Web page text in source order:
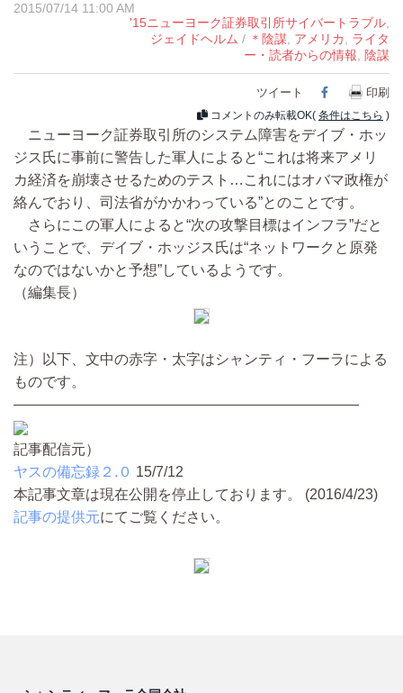
2015/07/14 11:00 AM
'15ニューヨーク証券取引所サイバートラブル,
ジェイドヘルム / ＊陰謀, アメリカ, ライタ
ー・読者からの情報, 陰謀
ツイート Facebook
印刷
コメントのみ転載OK( 条件はこちら )
ニューヨーク証券取引所のシステム障害をデイブ・ホッ
ジス氏に事前に警告した軍人によると“これは将来アメリ
カ経済を崩壊させるためのテスト…これにはオバマ政権が
絡んでおり、司法省がかかわっている”とのことです。
さらにこの軍人によると“次の攻撃目標はインフラ”だと
いうことで、デイブ・ホッジス氏は“ネットワークと原発
なのではないかと予想”しているようです。
（編集長）
注）以下、文中の赤字・太字はシャンティ・フーラによる
ものです。
————————————————————————
記事配信元）
ヤスの備忘録２.０ 15/7/12
本記事文章は現在公開を停止しております。 (2016/4/23)
記事の提供元にてご覧ください。